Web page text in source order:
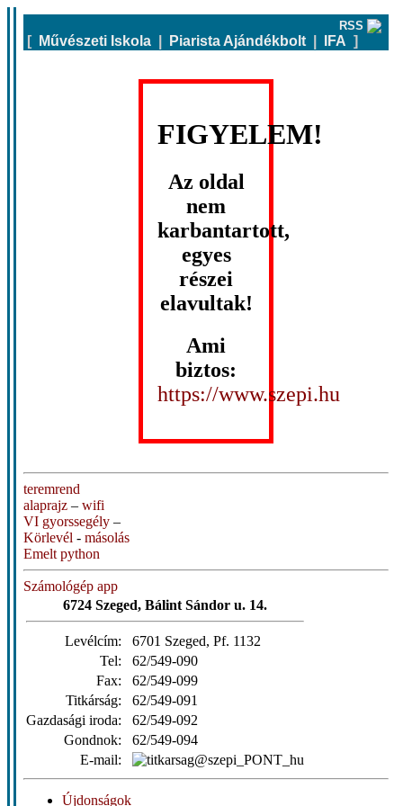
RSS
[ Művészeti Iskola Piarista Ajándékbolt IFA ]
FIGYELEM!
Az oldal
nem
karbantartott,
egyes
részei
elavultak!
Ami
biztos:
https://www.szepi.hu
teremrend
alaprajz – wifi
VI gyorssegély –
Körlevél - másolás
Emelt python
Számológép app
6724 Szeged, Bálint Sándor u. 14.
Levélcím:
6701 Szeged, Pf. 1132
Tel:
62/549-090
Fax:
62/549-099
Titkárság:
62/549-091
Gazdasági iroda:
62/549-092
Gondnok:
62/549-094
E-mail:
Újdonságok